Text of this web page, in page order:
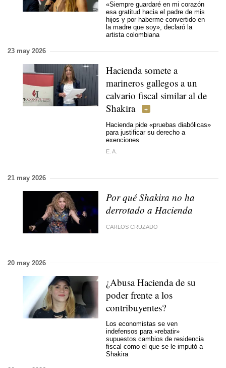
«Siempre guardaré en mi corazón
esa gratitud hacia el padre de mis
hijos y por haberme convertido en
la madre que soy», declaró la
artista colombiana
23 may 2026
Hacienda somete a
marineros gallegos a un
calvario fiscal similar al de
Shakira
Hacienda pide «pruebas diabólicas»
para justificar su derecho a
exenciones
E. A.
21 may 2026
Por qué Shakira no ha
derrotado a Hacienda
CARLOS CRUZADO
20 may 2026
¿Abusa Hacienda de su
poder frente a los
contribuyentes?
Los economistas se ven
indefensos para «rebatir»
supuestos cambios de residencia
fiscal como el que se le imputó a
Shakira